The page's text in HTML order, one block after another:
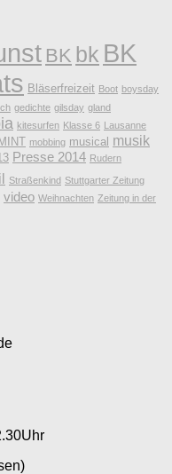
BK bk BK
Bläserfreizeit Boot boysday
gedichte gilsday gland
kitesurfen Klasse 6 Lausanne
mobbing musical musik
Presse 2014 Rudern
Straßenkind Stuttgarter Zeitung
video Weihnachten Zeitung in der